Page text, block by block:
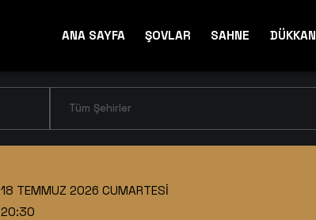
ANA SAYFA ŞOVLAR SAHNE DÜKKAN
Tüm Şehirler
18 TEMMUZ 2026 CUMARTESI
20:30